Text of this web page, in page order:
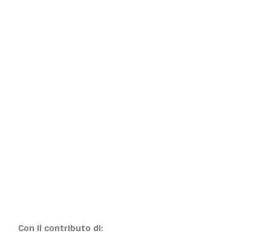
Con il contributo di: